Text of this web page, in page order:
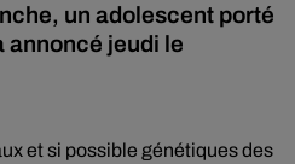
un adolescent porté
annoncé jeudi le
et si possible génétiques des